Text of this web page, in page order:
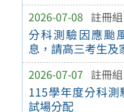
2026-07-08 註冊組
分科測驗因應颱
息，請高三考生及
2026-07-07 註冊組
115學年度分科
試場分配